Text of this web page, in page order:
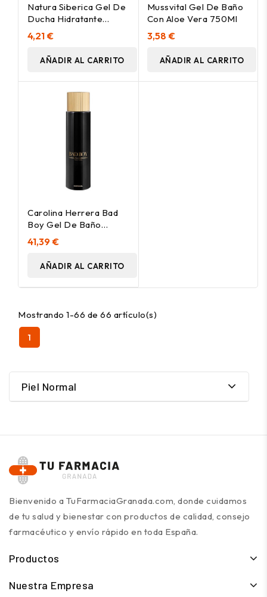
Natura Siberica Gel De
Ducha Hidratante
Flying Flowers 260Ml
4,21 €
AÑADIR AL CARRITO
Mussvital Gel De Baño
Con Aloe Vera 750Ml
3,58 €
AÑADIR AL CARRITO
Carolina Herrera Bad
Boy Gel De Baño
200Ml
41,39 €
AÑADIR AL CARRITO
Mostrando 1-66 de 66 artículo(s)
1
Piel Normal
Bienvenido a TuFarmaciaGranada.com, donde cuidamos
de tu salud y bienestar con productos de calidad, consejo
farmacéutico y envío rápido en toda España.
Productos
Nuestra Empresa